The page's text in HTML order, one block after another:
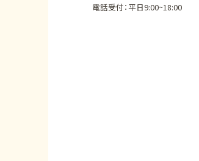
電話受付：平日9:00~18:00